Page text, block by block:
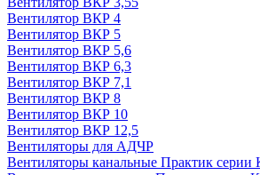
Вентилятор ВКР 4
Вентилятор ВКР 5
Вентилятор ВКР 5,6
Вентилятор ВКР 6,3
Вентилятор ВКР 7,1
Вентилятор ВКР 8
Вентилятор ВКР 10
Вентилятор ВКР 12,5
Вентиляторы для АДЧР
Вентиляторы канальные Практик